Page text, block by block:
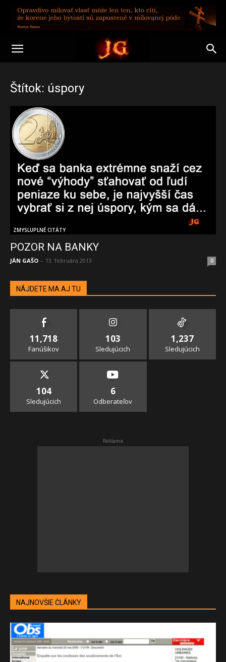
Štítok: úspory
ZMYSLUPLNÉ CITÁTY
POZOR NA BANKY
JÁN GAŠO - 13. februára 2013 0
NÁJDETE MA AJ TU
11,718
Fanúšikov
103
Sledujúcich
1,237
Sledujúcich
104
Sledujúcich
6
Odberateľov
Reklama
NAJNOVŠIE ČLÁNKY